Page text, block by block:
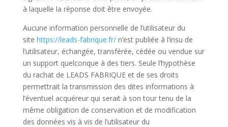
à laquelle la réponse doit être envoyée.
Aucune information personnelle de l’utilisateur du
site https://leads-fabrique.fr/ n’est publiée à l’insu de
l’utilisateur, échangée, transférée, cédée ou vendue sur
un support quelconque à des tiers. Seule l’hypothèse
du rachat de LEADS FABRIQUE et de ses droits
permettrait la transmission des dites informations à
l’éventuel acquéreur qui serait à son tour tenu de la
même obligation de conservation et de modification
des données vis à vis de l’utilisateur du